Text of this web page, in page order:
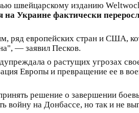
швейцарскому изданию
на Украине фактически
ряд европейских стран и США,
— заявил Песков.
о растущих угрозах
Европы и превращение ее в
решение о завершении
войну на Донбассе, но так и не